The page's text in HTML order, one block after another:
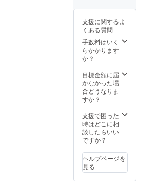
支援に関するよ
くある質問
手数料はいく
らかかります
か？
目標金額に届
かなかった場
合どうなりま
すか？
支援で困った
時はどこに相
談したらいい
ですか？
ヘルプページを
見る